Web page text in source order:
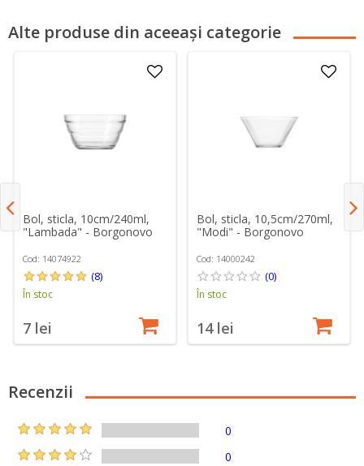
Alte produse din aceeași categorie
Bol, sticla, 10cm/240ml,
"Lambada" - Borgonovo
Cod: 14074922
(8)
În stoc
7 lei
Bol, sticla, 10,5cm/270ml,
"Modi" - Borgonovo
Cod: 14000242
(0)
În stoc
14 lei
Recenzii
0
0